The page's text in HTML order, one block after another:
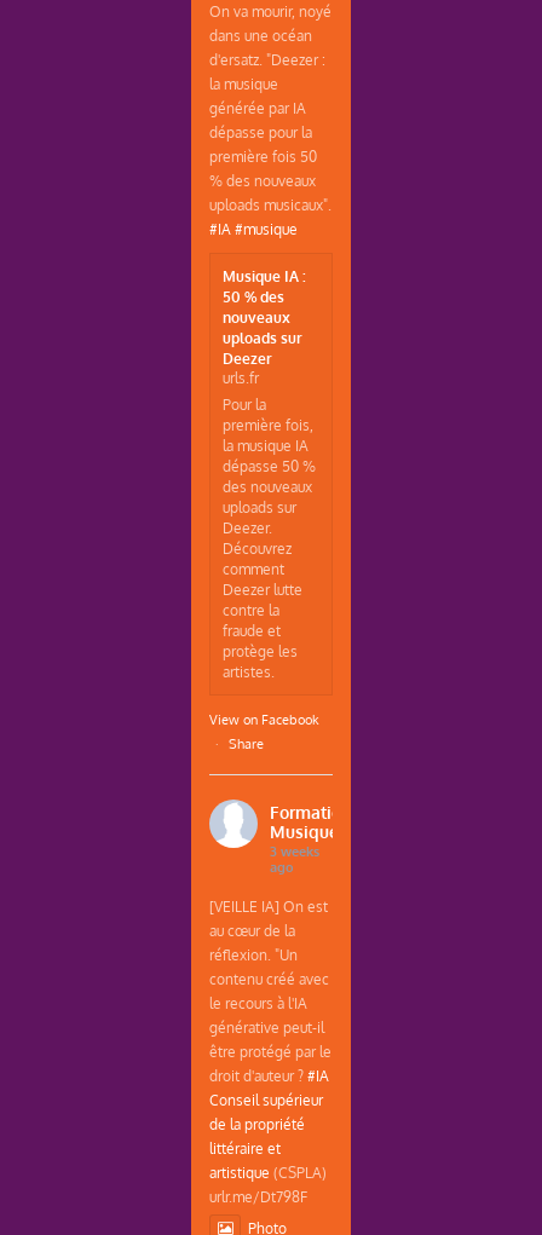
On va mourir, noyé
dans une océan
d'ersatz. "Deezer :
la musique
générée par IA
dépasse pour la
première fois 50
% des nouveaux
uploads musicaux".
#IA #musique
Musique IA :
50 % des
nouveaux
uploads sur
Deezer
urls.fr
Pour la
première fois,
la musique IA
dépasse 50 %
des nouveaux
uploads sur
Deezer.
Découvrez
comment
Deezer lutte
contre la
fraude et
protège les
artistes.
View on Facebook
·
Share
Formations
Musique
3 weeks
ago
[VEILLE IA] On est
au cœur de la
réflexion. "Un
contenu créé avec
le recours à l'IA
générative peut-il
être protégé par le
droit d'auteur ?#IA
Conseil supérieur
de la propriété
littéraire et
artistique (CSPLA)
urlr.me/Dt798F
Photo